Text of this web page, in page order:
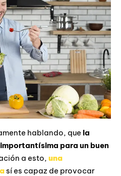
hablando, que la
para un buen
a esto, una
sí es capaz de provocar